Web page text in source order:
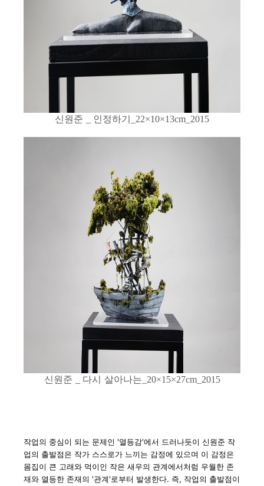
신원준 인정하기 _22×10×13cm_2015
신원준 다시 살아나는 _20×15×27cm_2015
작업의 중심이 되는 문제인 '열등감'에서 드러나듯이 신원준 작
업의 출발점은 작가 스스로가 느끼는 감정에 있으며 이 감정은
몸집이 큰 고래와 먹이인 작은 새우의 관계에서처럼 우월한 존
재와 열등한 존재의 '관계'로부터 발생한다. 즉, 작업의 출발점이